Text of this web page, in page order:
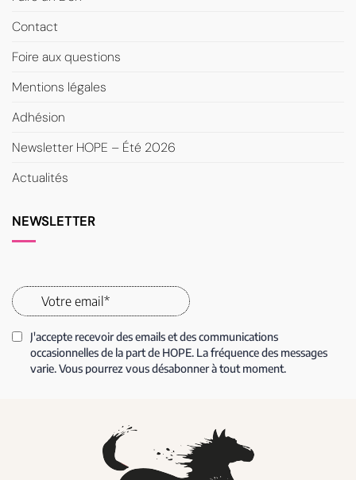
Contact
Foire aux questions
Mentions légales
Adhésion
Newsletter HOPE – Été 2026
Actualités
NEWSLETTER